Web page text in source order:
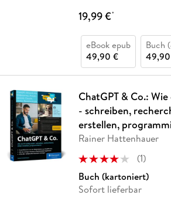
19,99 €*
eBook epub
49,90 €
Buch
ChatGPT & Co.:
- schreiben,
erstellen,
Rainer Hattenhauer
(1)
Buch (kartoniert)
Sofort lieferbar